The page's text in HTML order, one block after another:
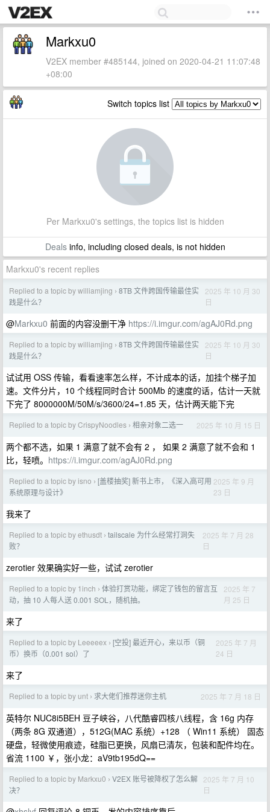
Markxu0
V2EX member #485144, joined on 2020-04-21 11:07:48
+08:00
Switch topics list
Per Markxu0's settings, the topics list is hidden
Dealsinfo, including closed deals, is not hidden
Markxu0's recent replies
Replied to a topic by williamjing › 8TB 文件跨国传输最佳实
践是什么？
2025 年 10 月 30
日
@Markxu0 前面的内容没删干净 https://i.imgur.com/agAJ0Rd.png
Replied to a topic by williamjing › 8TB 文件跨国传输最佳实
践是什么？
2025 年 10 月 30
日
试试用 OSS 传输，看看速率怎么样，不计成本的话，加挂个梯子加
速。文件分片，10 个线程同时合计 500Mb 的速度的话，估计一天就
下完了 8000000M/50M/s/3600/24=1.85 天，估计两天能下完
Replied to a topic by CrispyNoodles › 相亲对象二选一 2025 年 10 月 15 日
两个都不选，如果 1 满意了就不会有 2 ， 如果 2 满意了就不会和 1
比，轻喷。 https://i.imgur.com/agAJ0Rd.png
Replied to a topic by isno › [盖楼抽奖] 新书上市，《深入高可用
系统原理与设计》
2025 年 9 月
23 日
我来了
Replied to a topic by ethusdt › tailscale 为什么经常打洞失
败？
2025 年 7 月 28
日
zerotier 效果确实好一些，试试 zerotier
Replied to a topic by 1inch › 体验打赏功能，绑定了钱包的留言互
动，抽 10 人每人送 0.001 SOL，随机抽。
2025 年 7
月 25 日
来了
Replied to a topic by Leeeeex › [空投] 最近开心，来以币（铜
币）换币（0.001 sol）了
2025 年 7 月
24 日
来了
Replied to a topic by unt › 求大佬们推荐迷你主机 2025 年 7 月 18 日
英特尔 NUC8i5BEH 豆子峡谷，八代酷睿四核八线程，含 16g 内存
（两条 8G 双通道），512G(MAC 系统）+128 （ Win11 系统） 固态
硬盘，轻微使用痕迹，硅脂已更换，风扇已清灰，包装和配件均在。
省流 1100 ￥，张小龙：aV9tb195dQ==
Replied to a topic by Markxu0 › V2EX 账号被降权了怎么解
决？
2025 年 7 月 10
日